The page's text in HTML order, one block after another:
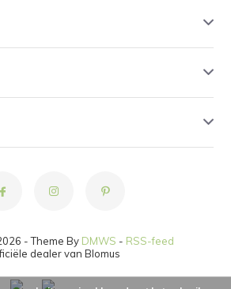
- Theme By DMWS - RSS-feed
dealer van Blomus